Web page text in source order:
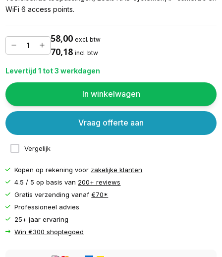
WiFi 6 access points.
58,00 excl. btw
70,18 incl. btw
Levertijd 1 tot 3 werkdagen
In winkelwagen
Vergelijk
Vraag offerte aan
Kopen op rekening voor zakelijke klanten
4.5 / 5 op basis van 200+ reviews
Gratis verzending vanaf€70*
Professioneel advies
25+ jaar ervaring
Win €300 shoptegoed